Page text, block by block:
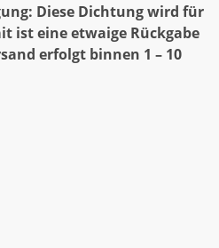
Diese Dichtung wird für
ist eine etwaige Rückgabe
erfolgt binnen 1 – 10